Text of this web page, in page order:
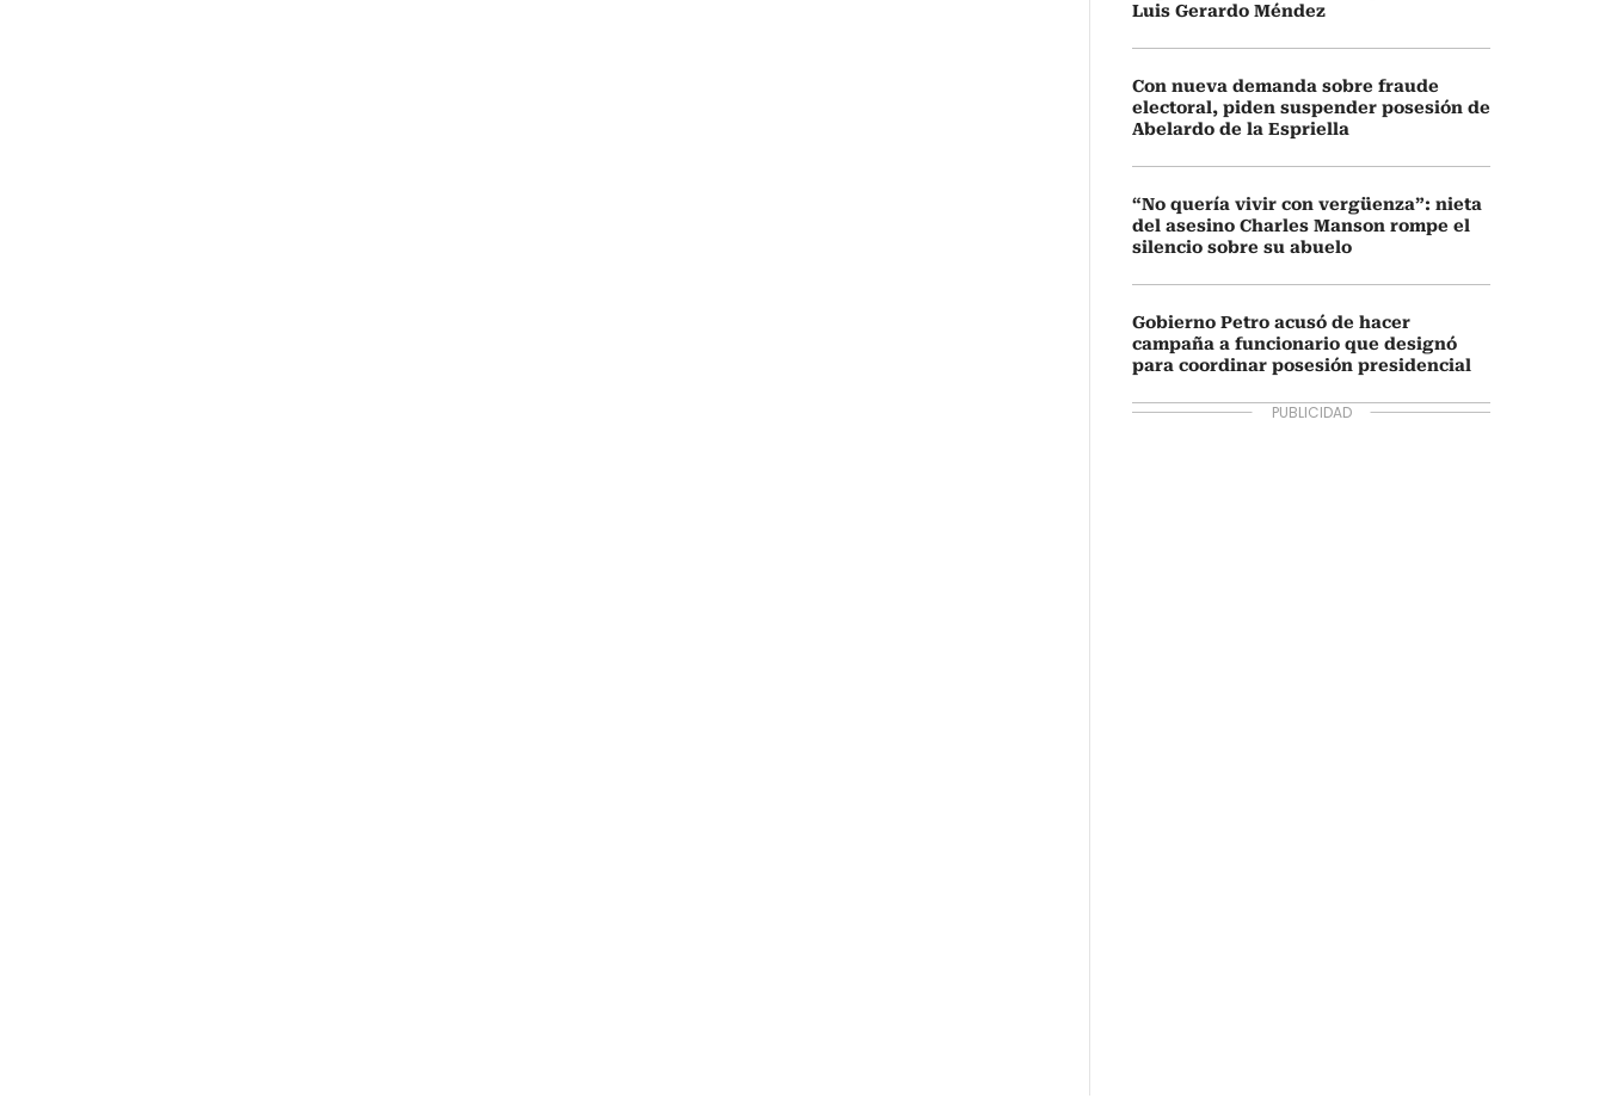
Luis Gerardo Méndez
Con nueva demanda sobre fraude
electoral, piden suspender posesión de
Abelardo de la Espriella
“No quería vivir con vergüenza”: nieta
del asesino Charles Manson rompe el
silencio sobre su abuelo
Gobierno Petro acusó de hacer
campaña a funcionario que designó
para coordinar posesión presidencial